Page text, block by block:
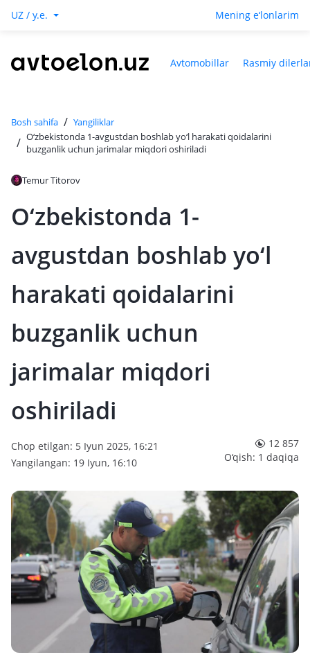
UZ / y.e. Mening e‘lonlarim
Avtomobillar Rasmiy
Bosh sahifa / Yangiliklar
/ O‘zbekistonda 1-avgustdan boshlab yo‘l harakati qoidalarini
buzganlik uchun jarimalar miqdori oshiriladi
Temur Titorov
O‘zbekistonda 1-
avgustdan boshlab yo‘l
harakati qoidalarini
buzganlik uchun
jarimalar miqdori
oshiriladi
Chop etilgan: 5 Iyun 2025, 16:21
Yangilangan: 19 Iyun, 16:10
12 857
O‘qish: 1 daqiqa